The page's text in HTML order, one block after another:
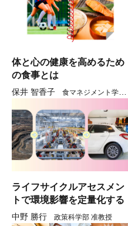
体と心の健康を高めるため
の食事とは
保井 智香子
食マネジメント学部
ライフサイクルアセスメン
トで環境影響を定量化する
中野 勝行 政策科学部 准教授